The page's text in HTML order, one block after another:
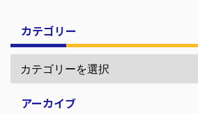
カテゴリー
アーカイブ